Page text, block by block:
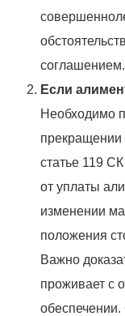
соглашением.
Если
Необходимо
прекращении
статье 119
от уплаты
изменении
положения
Важно
проживает с
обеспечении.